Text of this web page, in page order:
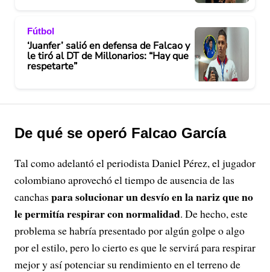
Fútbol
‘Juanfer’ salió en defensa de Falcao y
le tiró al DT de Millonarios: “Hay que
respetarte”
De qué se operó Falcao García
Tal como adelantó el periodista Daniel Pérez, el jugador
colombiano aprovechó el tiempo de ausencia de las
canchas para solucionar un desvío en la nariz que no
le permitía respirar con normalidad. De hecho, este
problema se habría presentado por algún golpe o algo
por el estilo, pero lo cierto es que le servirá para respirar
mejor y así potenciar su rendimiento en el terreno de